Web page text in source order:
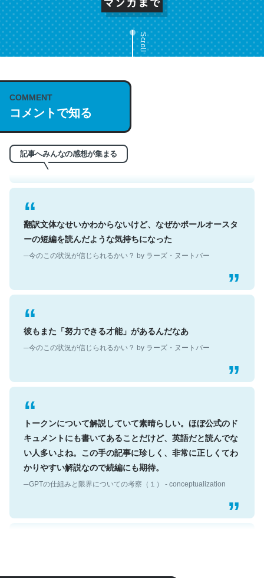
Scroll
COMMENT
コメントで知る
記事へみんなの感想が集まる
これは名文。彼はとてもクレバーなんだろうなと凄く思
う。英語少しでも読める人は原文もお勧め。自分はこの流
れ好き。Let’s Fucking Go. Then Covid hit. Shit.
─今のこの状況が信じられるかい？ by ラーズ・ヌートバー
翻訳文体なせいかわからないけど、なぜかポールオースタ
ーの短編を読んだような気持ちになった
彼もまた「努力できる才能」があるんだなあ
トークンについて解説していて素晴らしい。ほぼ公式のド
キュメントにも書いてあることだけど、英語だと読んでな
い人多いよね。この手の記事に珍しく、非常に正しくてわ
かりやすい解説なので続編にも期待。